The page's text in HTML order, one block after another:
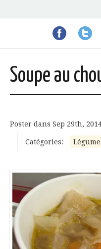
Soupe au
Poster dans Sep 29th,
Catégories: